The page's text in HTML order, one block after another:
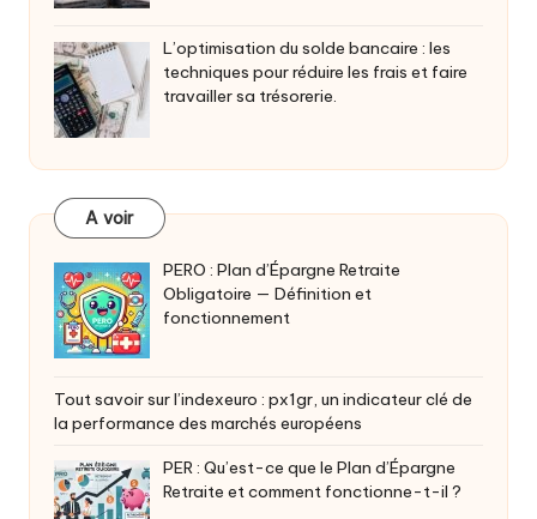
L’optimisation du solde bancaire : les
techniques pour réduire les frais et faire
travailler sa trésorerie.
A voir
PERO : Plan d’Épargne Retraite
Obligatoire — Définition et
fonctionnement
Tout savoir sur l’indexeuro : px1gr, un indicateur clé de
la performance des marchés européens
PER : Qu’est-ce que le Plan d’Épargne
Retraite et comment fonctionne-t-il ?